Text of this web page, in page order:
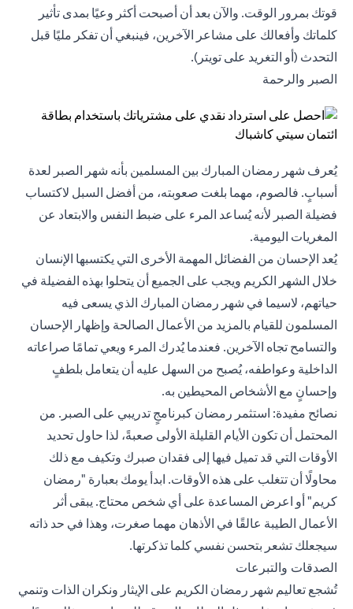
قوتك بمرور الوقت. والآن بعد أن أصبحت أكثر وعيًا بمدى تأثير
كلماتك وأفعالك على مشاعر الآخرين، فينبغي أن تفكر مليًا قبل
التحدث (أو التغريد على تويتر).
الصبر والرحمة
يُعرف شهر رمضان المبارك بين المسلمين بأنه شهر الصبر لعدة
أسبابٍ. فالصوم، مهما بلغت صعوبته، من أفضل السبل لاكتساب
فضيلة الصبر لأنه يُساعد المرء على ضبط النفس والابتعاد عن
المغريات اليومية.
يُعد الإحسان من الفضائل المهمة الأخرى التي يكتسبها الإنسان
خلال الشهر الكريم ويجب على الجميع أن يتحلوا بهذه الفضيلة في
حياتهم، لاسيما في شهر رمضان المبارك الذي يسعى فيه
المسلمون للقيام بالمزيد من الأعمال الصالحة وإظهار الإحسان
والتسامح تجاه الآخرين. فعندما يُدرك المرء ويعي تمامًا صراعاته
الداخلية وعواطفه، يُصبح من السهل عليه أن يتعامل بلطفٍ
وإحسانٍ مع الأشخاص المحيطين به.
نصائح مفيدة: استثمر رمضان كبرنامجٍ تدريبي على الصبر. من
المحتمل أن تكون الأيام القليلة الأولى صعبةً، لذا حاول تحديد
الأوقات التي قد تميل فيها إلى فقدان صبرك وتكيف مع ذلك
محاولًا أن تتغلب على هذه الأوقات. ابدأ يومك بعبارة "رمضان
كريم" أو اعرض المساعدة على أي شخص محتاج. يبقى أثر
الأعمال الطيبة عالقًا في الأذهان مهما صغرت، وهذا في حد ذاته
سيجعلك تشعر بتحسن نفسي كلما تذكرتها.
الصدقات والتبرعات
تُشجع تعاليم شهر رمضان الكريم على الإيثار ونكران الذات وتنمي